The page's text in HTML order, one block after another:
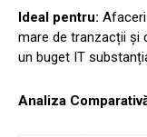
Ideal pentru:
mare de tranzacții și
un buget IT
Analiza